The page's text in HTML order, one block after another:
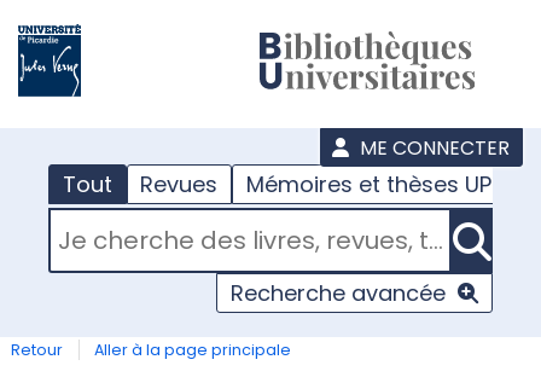
ME CONNECTER
Tout Revues Mémoires et thèses UPJV
RECHERCHER DANS "TOUT"
Recherche avancée
Retour Aller à la page principale